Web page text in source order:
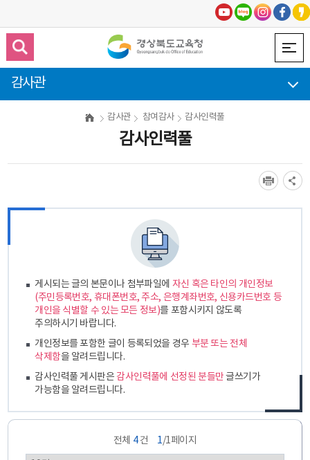
감사관
감사관 참여감사 감사인력풀
감사인력풀
게시되는 글의 본문이나 첨부파일에 자신 혹은 타인의 개인정보
(주민등록번호, 휴대폰번호, 주소, 은행계좌번호, 신용카드번호 등
개인을 식별할 수 있는 모든 정보)를 포함시키지 않도록
주의하시기 바랍니다.
개인정보를 포함한 글이 등록되었을 경우 부분 또는 전체
삭제함을 알려드립니다.
감사인력풀 게시판은 감사인력풀에 선정된 분들만글쓰기가
가능함을 알려드립니다.
전체 4건 1/1페이지